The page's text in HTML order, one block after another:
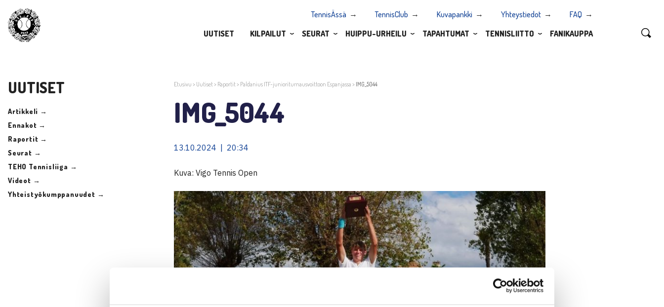
TennisÄssä TennisClub Kuvapankki Yhteystiedot
FAQ
UUTISET
KILPAILUT SEURAT HUIPPU-URHEILU TAPAHTUMAT TENNISLIITTO FANIKAUPPA
UUTISET
Artikkeli →
Ennakot →
Raportit →
Seurat →
TEHO Tennisliiga →
Videot →
Yhteistyökumppanuudet →
Etusivu > Uutiset> Raportit> Paldanius ITF-junioriturnausvoittoon Espanjassa > IMG_5044
IMG_5044
13.10.2024 | 20:34
Kuva: Vigo Tennis Open